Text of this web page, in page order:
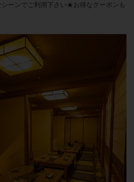
ーンでご利用下さい★お得なクーポンも